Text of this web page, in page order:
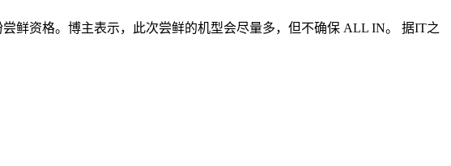
鲜资格。博主表示，此次尝鲜的机型会尽量多，但不确保 ALL IN。 据IT之